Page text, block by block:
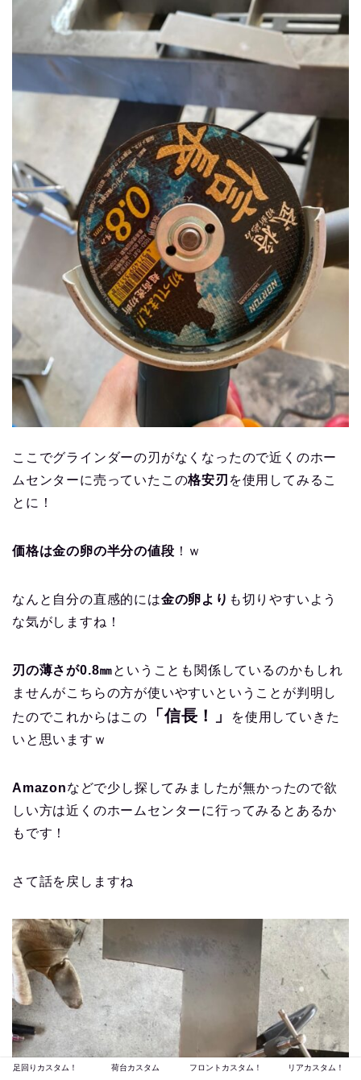
ここでグラインダーの刃がなくなったので近くのホー
ムセンターに売っていたこの格安刃 を使用してみるこ
とに！
価格は金の卵の半分の値段 ！ｗ
なんと自分の直感的には金の卵より も切りやすいよう
な気がしますね！
刃の薄さが0.8㎜ということも関係しているのかもしれ
ませんがこちらの方が使いやすいということが判明し
たのでこれからはこの
「信長！」
を使用していきた
いと思いますｗ
Amazonなどで少し探してみましたが無かったので欲
しい方は近くのホームセンターに行ってみるとあるか
もです！
さて話を戻しますね
足回りカスタム！ 荷台カスタム フロントカスタム！ リアカスタム！